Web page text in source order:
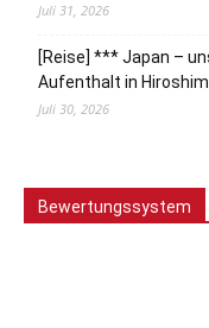
Juli 31, 2026
[Reise] *** Japan –
Aufenthalt in
Juli 30, 2026
Bewertungssystem